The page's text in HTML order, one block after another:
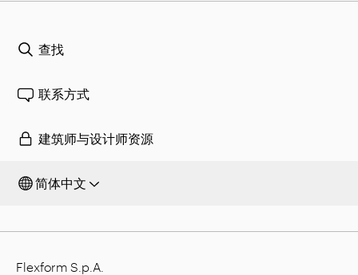
查找
联系方式
建筑师与设计师资源
简体中文
Flexform S.p.A.